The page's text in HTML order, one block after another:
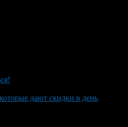
дают скидки в день